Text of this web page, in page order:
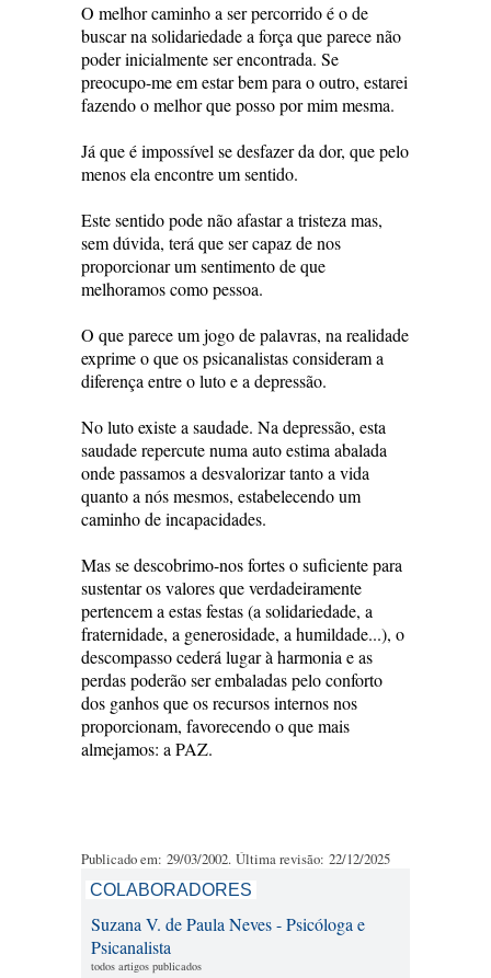
O melhor caminho a ser percorrido é o de
buscar na solidariedade a força que parece não
poder inicialmente ser encontrada. Se
preocupo-me em estar bem para o outro, estarei
fazendo o melhor que posso por mim mesma.
Já que é impossível se desfazer da dor, que pelo
menos ela encontre um sentido.
Este sentido pode não afastar a tristeza mas,
sem dúvida, terá que ser capaz de nos
proporcionar um sentimento de que
melhoramos como pessoa.
O que parece um jogo de palavras, na realidade
exprime o que os psicanalistas consideram a
diferença entre o luto e a depressão.
No luto existe a saudade. Na depressão, esta
saudade repercute numa auto estima abalada
onde passamos a desvalorizar tanto a vida
quanto a nós mesmos, estabelecendo um
caminho de incapacidades.
Mas se descobrimo-nos fortes o suficiente para
sustentar os valores que verdadeiramente
pertencem a estas festas (a solidariedade, a
fraternidade, a generosidade, a humildade...), o
descompasso cederá lugar à harmonia e as
perdas poderão ser embaladas pelo conforto
dos ganhos que os recursos internos nos
proporcionam, favorecendo o que mais
almejamos: a PAZ.
Publicado em: 29/03/2002. Última revisão: 22/12/2025
COLABORADORES
Suzana V. de Paula Neves - Psicóloga e
Psicanalista
todos artigos publicados